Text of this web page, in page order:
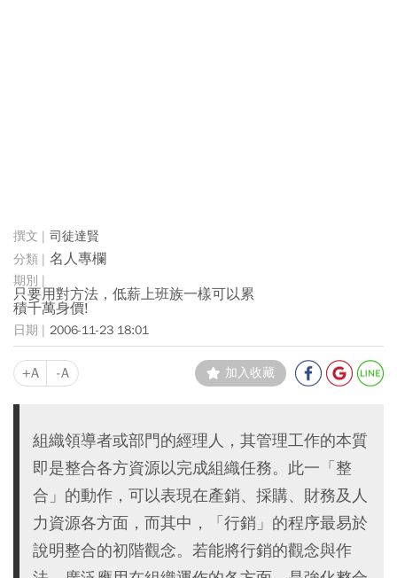
司徒達賢
名人專欄
只要用對方法，低薪上班族一樣可以累
積千萬身價!
2006-11-23 18:01
+A -A 加入收藏
組織領導者或部門的經理人，其管理工作的本質
即是整合各方資源以完成組織任務。此一「整
合」的動作，可以表現在產銷、採購、財務及人
力資源各方面，而其中，「行銷」的程序最易於
說明整合的初階觀念。若能將行銷的觀念與作